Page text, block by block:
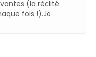
(la réalité
fois !).Je